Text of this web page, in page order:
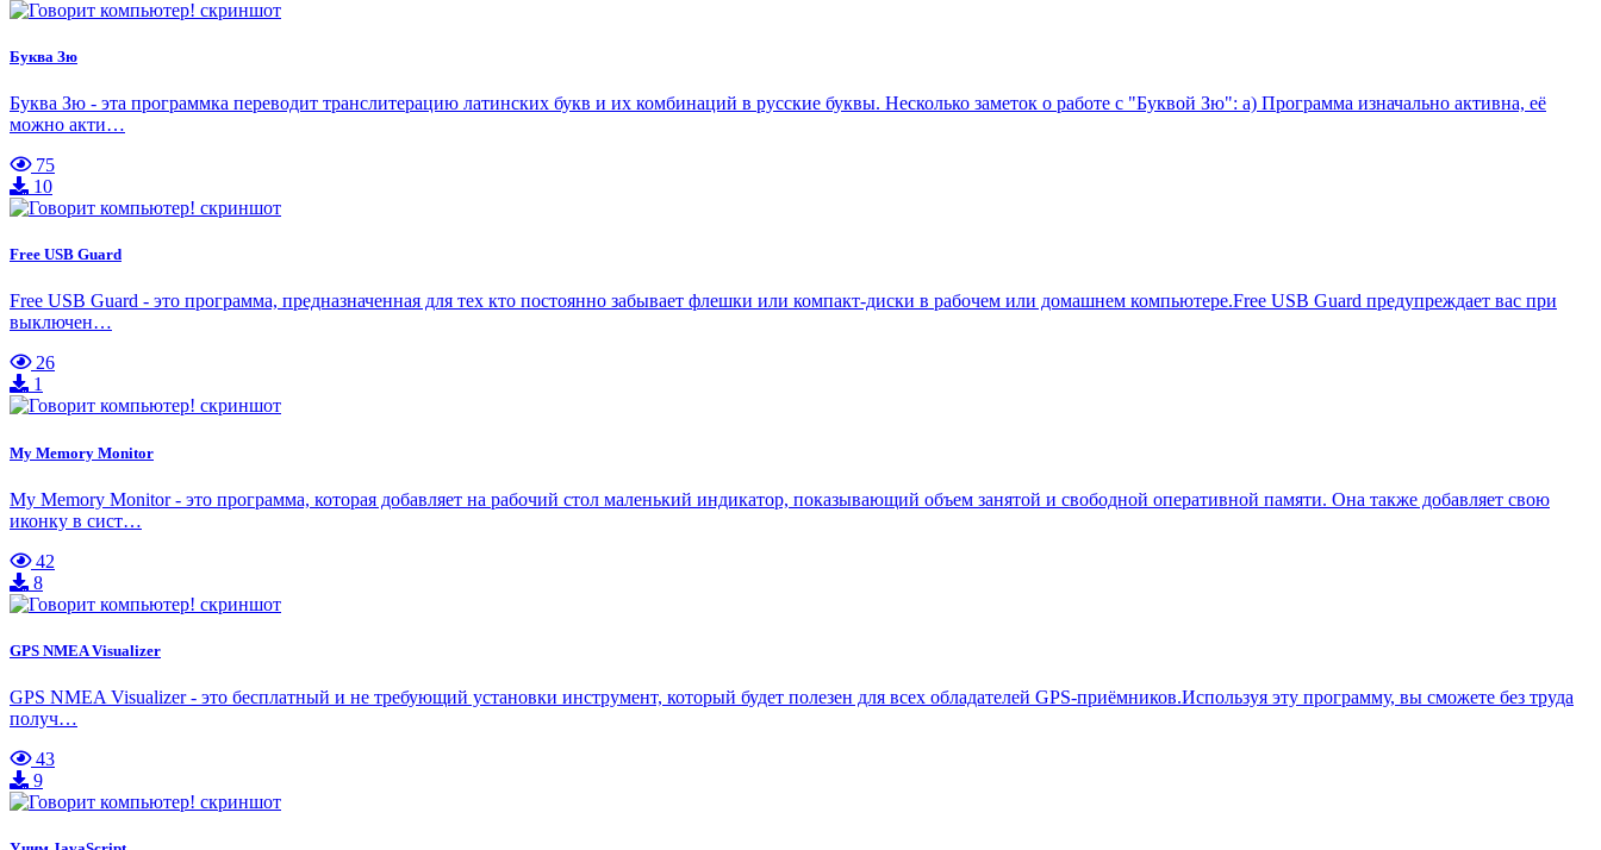
Буква Зю
Буква Зю - эта программка переводит транслитерацию латинских букв и их комбинаций в русские буквы. Несколько заметок о работе с "Буквой Зю": а) Программа изначально активна, её
можно акти…
75
10
Free USB Guard
Free USB Guard - это программа, предназначенная для тех кто постоянно забывает флешки или компакт-диски в рабочем или домашнем компьютере.Free USB Guard предупреждает вас при
выключен…
26
1
My Memory Monitor
My Memory Monitor - это программа, которая добавляет на рабочий стол маленький индикатор, показывающий объем занятой и свободной оперативной памяти. Она также добавляет свою
иконку в сист…
42
8
GPS NMEA Visualizer
GPS NMEA Visualizer - это бесплатный и не требующий установки инструмент, который будет полезен для всех обладателей GPS-приёмников.Используя эту программу, вы сможете без труда
получ…
43
9